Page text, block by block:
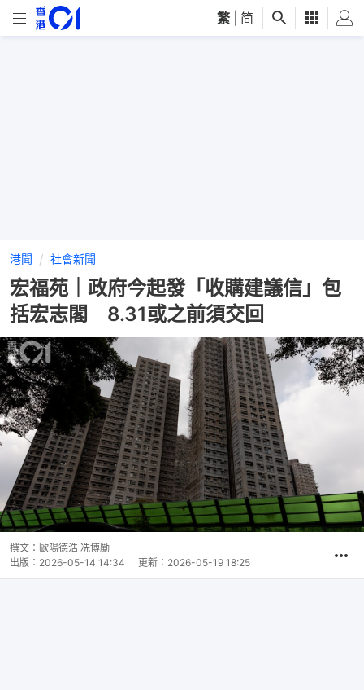
繁 简
港聞 社會新聞
宏福苑｜政府今起發「收購建議信」包
括宏志閣 8.31或之前須交回
撰文： 歐陽德浩 冼博勵
出版： 2026-05-14 14:34 更新： 2026-05-19 18:25